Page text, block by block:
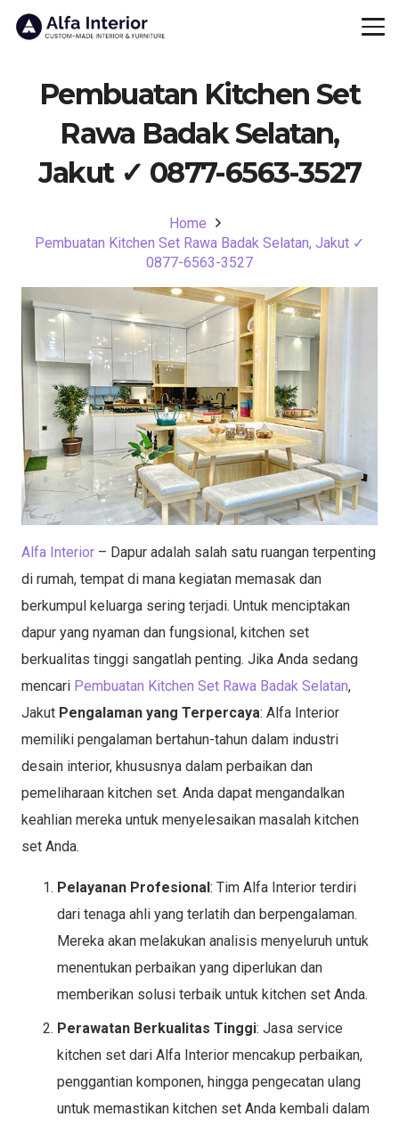
Pembuatan Kitchen Set
Rawa Badak Selatan,
Jakut ✓ 0877-6563-3527
Home
Pembuatan Kitchen Set Rawa Badak Selatan, Jakut ✓
0877-6563-3527
Alfa Interior – Dapur adalah salah satu ruangan terpenting
di rumah, tempat di mana kegiatan memasak dan
berkumpul keluarga sering terjadi. Untuk menciptakan
dapur yang nyaman dan fungsional, kitchen set
berkualitas tinggi sangatlah penting. Jika Anda sedang
mencari Pembuatan Kitchen Set Rawa Badak Selatan,
Jakut Pengalaman yang Terpercaya: Alfa Interior
memiliki pengalaman bertahun-tahun dalam industri
desain interior, khususnya dalam perbaikan dan
pemeliharaan kitchen set. Anda dapat mengandalkan
keahlian mereka untuk menyelesaikan masalah kitchen
set Anda.
Pelayanan Profesional: Tim Alfa Interior terdiri
dari tenaga ahli yang terlatih dan berpengalaman.
Mereka akan melakukan analisis menyeluruh untuk
menentukan perbaikan yang diperlukan dan
memberikan solusi terbaik untuk kitchen set Anda.
Perawatan Berkualitas Tinggi: Jasa service
kitchen set dari Alfa Interior mencakup perbaikan,
penggantian komponen, hingga pengecatan ulang
untuk memastikan kitchen set Anda kembali dalam